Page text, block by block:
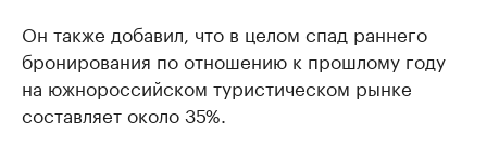
Он также добавил, что в целом спад раннего
бронирования по отношению к прошлому году
на южнороссийском туристическом рынке
составляет около 35%.